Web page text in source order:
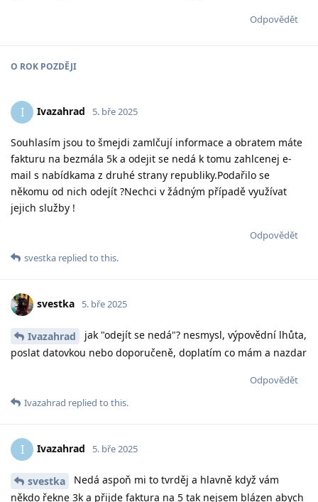
Odpovědět
O ROK POZDĚJI
I Ivazahrad 5. bře 2025
Souhlasím jsou to šmejdi zamlčují informace a obratem máte
fakturu na bezmála 5k a odejit se nedá k tomu zahlcenej e-
mail s nabídkama z druhé strany republiky.Podařilo se
někomu od nich odejít ?Nechci v žádným případě využívat
jejich služby !
Odpovědět
svestka replied to this.
svestka 5. bře 2025
Ivazahrad
jak "odejít se nedá"? nesmysl, výpovědní lhůta,
poslat datovkou nebo doporučeně, doplatím co mám a nazdar
Odpovědět
Ivazahrad replied to this.
I Ivazahrad 5. bře 2025
svestka
Nedá aspoň mi to tvrděj a hlavně když vám
někdo řekne 3k a přijde faktura na 5 tak nejsem blázen abych